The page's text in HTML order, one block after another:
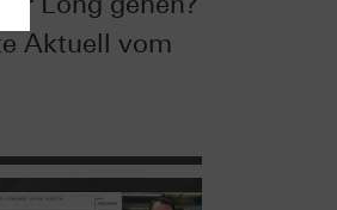
Aktuell vom